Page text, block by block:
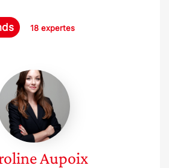
18 expertes
Caroline
Aupoix
Aupoix